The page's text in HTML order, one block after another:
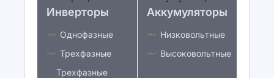
Инверторы
Однофазные
Трехфазные
Трехфазные
Аккумуляторы
Низковольтные
Высоковольтные